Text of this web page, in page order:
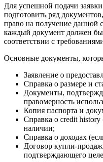
Для успешной подачи
подготовить ряд
право на получение данной
каждый документ должен
соответствии с
Основные документы,
Заявление о
Справка о размере и
Документы,
правомерность
Копия паспорта и
Справка о credit history
наличии;
Справка о доходах
Договор купли-
подтверждающего